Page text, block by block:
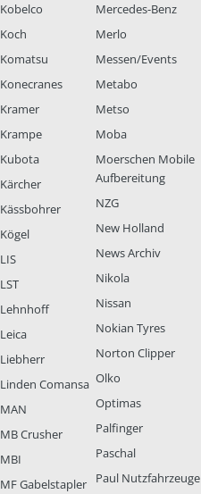
Kobelco
Koch
Komatsu
Konecranes
Kramer
Krampe
Kubota
Kärcher
Kässbohrer
Kögel
LIS
LST
Lehnhoff
Leica
Liebherr
Linden Comansa
MAN
MB Crusher
MBI
MF Gabelstapler
Mercedes-Benz
Merlo
Messen/Events
Metabo
Metso
Moba
Moerschen Mobile
Aufbereitung
NZG
New Holland
News Archiv
Nikola
Nissan
Nokian Tyres
Norton Clipper
Olko
Optimas
Palfinger
Paschal
Paul Nutzfahrzeuge